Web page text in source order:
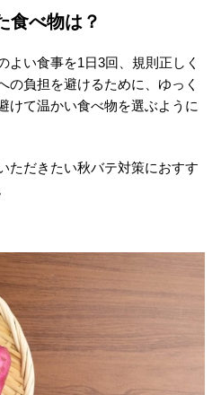
食べ物は？
よい食事を1日3回、規則正しく
の負担を避けるために、ゆっく
けて温かい食べ物を選ぶように
ただきたい秋バテ対策におすす